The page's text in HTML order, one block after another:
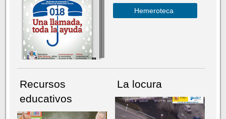
Hemeroteca
Recursos
educativos
La locura